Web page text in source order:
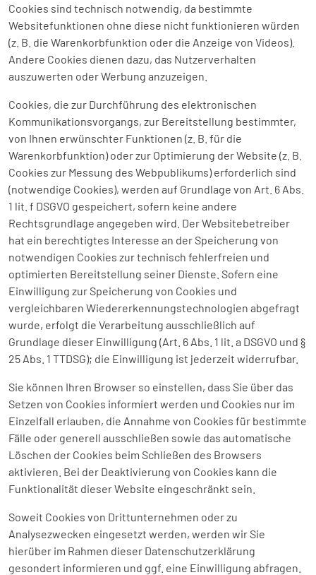
Cookies sind technisch notwendig, da bestimmte
Websitefunktionen ohne diese nicht funktionieren würden
(z. B. die Warenkorbfunktion oder die Anzeige von Videos).
Andere Cookies dienen dazu, das Nutzerverhalten
auszuwerten oder Werbung anzuzeigen.
Cookies, die zur Durchführung des elektronischen
Kommunikationsvorgangs, zur Bereitstellung bestimmter,
von Ihnen erwünschter Funktionen (z. B. für die
Warenkorbfunktion) oder zur Optimierung der Website (z. B.
Cookies zur Messung des Webpublikums) erforderlich sind
(notwendige Cookies), werden auf Grundlage von Art. 6 Abs.
1 lit. f DSGVO gespeichert, sofern keine andere
Rechtsgrundlage angegeben wird. Der Websitebetreiber
hat ein berechtigtes Interesse an der Speicherung von
notwendigen Cookies zur technisch fehlerfreien und
optimierten Bereitstellung seiner Dienste. Sofern eine
Einwilligung zur Speicherung von Cookies und
vergleichbaren Wiedererkennungstechnologien abgefragt
wurde, erfolgt die Verarbeitung ausschließlich auf
Grundlage dieser Einwilligung (Art. 6 Abs. 1 lit. a DSGVO und §
25 Abs. 1 TTDSG); die Einwilligung ist jederzeit widerrufbar.
Sie können Ihren Browser so einstellen, dass Sie über das
Setzen von Cookies informiert werden und Cookies nur im
Einzelfall erlauben, die Annahme von Cookies für bestimmte
Fälle oder generell ausschließen sowie das automatische
Löschen der Cookies beim Schließen des Browsers
aktivieren. Bei der Deaktivierung von Cookies kann die
Funktionalität dieser Website eingeschränkt sein.
Soweit Cookies von Drittunternehmen oder zu
Analysezwecken eingesetzt werden, werden wir Sie
hierüber im Rahmen dieser Datenschutzerklärung
gesondert informieren und ggf. eine Einwilligung abfragen.